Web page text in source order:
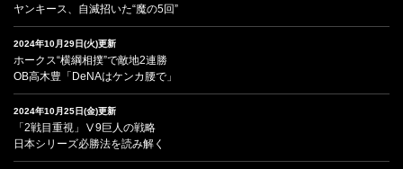
ヤンキース、自滅招いた“魔の5回”
2024年10月29日(火)更新
ホークス“横綱相撲”で敵地2連勝
OB高木豊「DeNAはケンカ腰で」
2024年10月25日(金)更新
「2戦目重視」Ⅴ9巨人の戦略
日本シリーズ必勝法を読み解く